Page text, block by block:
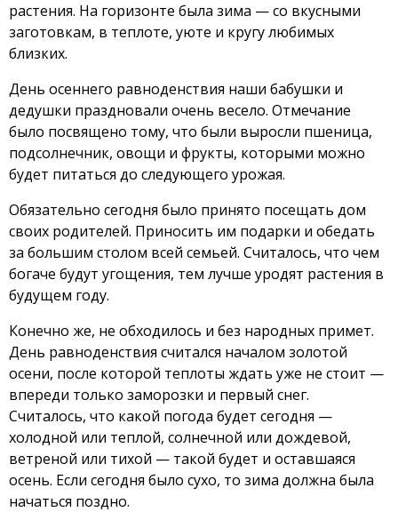
растения. На горизонте была зима — со вкусными
заготовкам, в теплоте, уюте и кругу любимых
близких.
День осеннего равноденствия наши бабушки и
дедушки праздновали очень весело. Отмечание
было посвящено тому, что были выросли пшеница,
подсолнечник, овощи и фрукты, которыми можно
будет питаться до следующего урожая.
Обязательно сегодня было принято посещать дом
своих родителей. Приносить им подарки и обедать
за большим столом всей семьей. Считалось, что чем
богаче будут угощения, тем лучше уродят растения в
будущем году.
Конечно же, не обходилось и без народных примет.
День равноденствия считался началом золотой
осени, после которой теплоты ждать уже не стоит —
впереди только заморозки и первый снег.
Считалось, что какой погода будет сегодня —
холодной или теплой, солнечной или дождевой,
ветреной или тихой — такой будет и оставшаяся
осень. Если сегодня было сухо, то зима должна была
начаться поздно.